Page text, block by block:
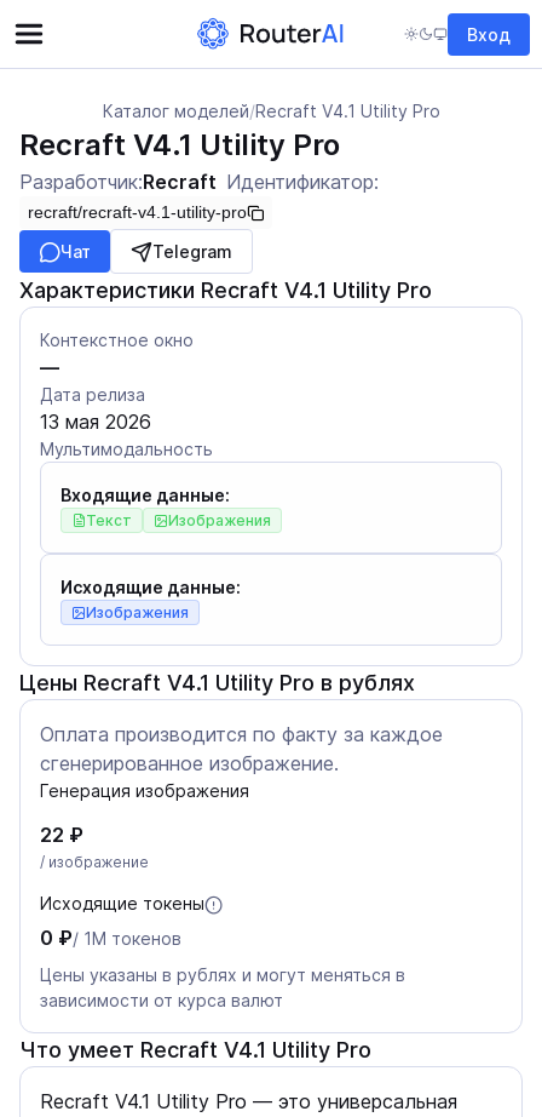
Вход
Каталог моделей/Recraft V4.1 Utility Pro
Recraft V4.1 Utility Pro
Разработчик:Recraft Идентификатор:
recraft/recraft-v4.1-utility-pro
Чат Telegram
Характеристики Recraft V4.1 Utility Pro
Контекстное окно
—
Дата релиза
13 мая 2026
Мультимодальность
Входящие данные:
Текст Изображения
Исходящие данные:
Изображения
Цены Recraft V4.1 Utility Pro в рублях
Оплата производится по факту за каждое
сгенерированное изображение.
Генерация изображения
22 ₽
/ изображение
Исходящие токены
0 ₽/ 1M токенов
Цены указаны в рублях и могут меняться в
зависимости от курса валют
Что умеет Recraft V4.1 Utility Pro
Recraft V4.1 Utility Pro — это универсальная